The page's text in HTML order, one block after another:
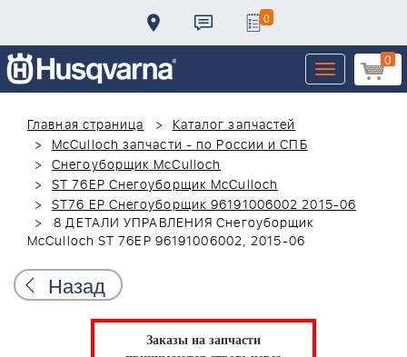
0
0
Toggle
navigation
Главная страница
Каталог запчастей
McCulloch запчасти - по России и СПБ
Снегоуборщик McCulloch
ST 76EP Снегоуборщик McCulloch
ST76 EP Снегоуборщик 96191006002 2015-06
8 ДЕТАЛИ УПРАВЛЕНИЯ Снегоуборщик
McCulloch ST 76EP 96191006002, 2015-06
Назад
Заказы на запчасти